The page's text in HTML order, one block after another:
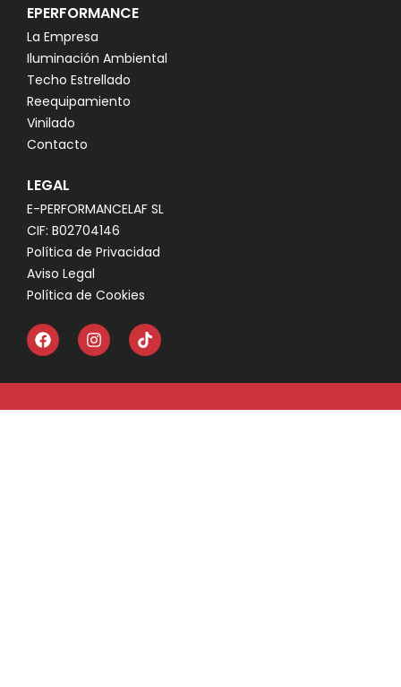
EPERFORMANCE
La Empresa
Iluminación Ambiental
Techo Estrellado
Reequipamiento
Vinilado
Contacto
LEGAL
E-PERFORMANCELAF SL
CIF: B02704146
Política de Privacidad
Aviso Legal
Política de Cookies